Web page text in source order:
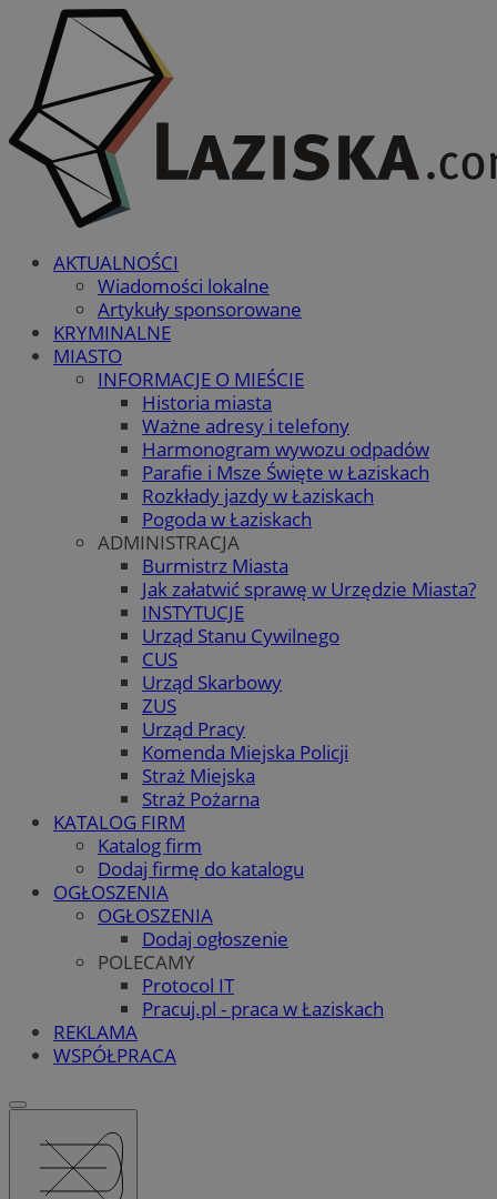
AKTUALNOŚCI
Wiadomości lokalne
Artykuły sponsorowane
KRYMINALNE
MIASTO
INFORMACJE O MIEŚCIE
Historia miasta
Ważne adresy i telefony
Harmonogram wywozu odpadów
Parafie i Msze Święte w Łaziskach
Rozkłady jazdy w Łaziskach
Pogoda w Łaziskach
ADMINISTRACJA
Burmistrz Miasta
Jak załatwić sprawę w Urzędzie Miasta?
INSTYTUCJE
Urząd Stanu Cywilnego
CUS
Urząd Skarbowy
ZUS
Urząd Pracy
Komenda Miejska Policji
Straż Miejska
Straż Pożarna
KATALOG FIRM
Katalog firm
Dodaj firmę do katalogu
OGŁOSZENIA
OGŁOSZENIA
Dodaj ogłoszenie
POLECAMY
Protocol IT
Pracuj.pl - praca w Łaziskach
REKLAMA
WSPÓŁPRACA